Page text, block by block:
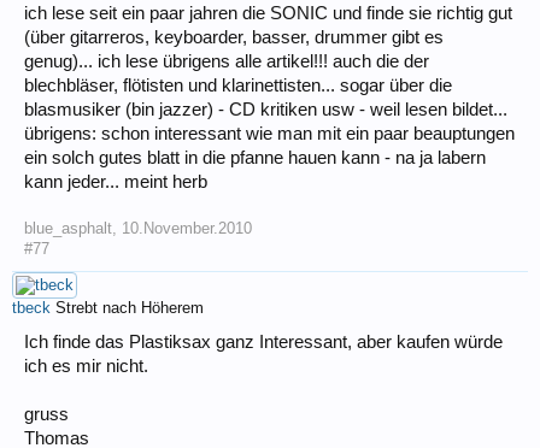
ich lese seit ein paar jahren die SONIC und finde sie richtig gut
(über gitarreros, keyboarder, basser, drummer gibt es
genug)... ich lese übrigens alle artikel!!! auch die der
blechbläser, flötisten und klarinettisten... sogar über die
blasmusiker (bin jazzer) - CD kritiken usw - weil lesen bildet...
übrigens: schon interessant wie man mit ein paar beauptungen
ein solch gutes blatt in die pfanne hauen kann - na ja labern
kann jeder... meint herb
blue_asphalt 10.November.2010
#77
tbeck Strebt nach Höherem
Ich finde das Plastiksax ganz Interessant, aber kaufen würde
ich es mir nicht.
gruss
Thomas